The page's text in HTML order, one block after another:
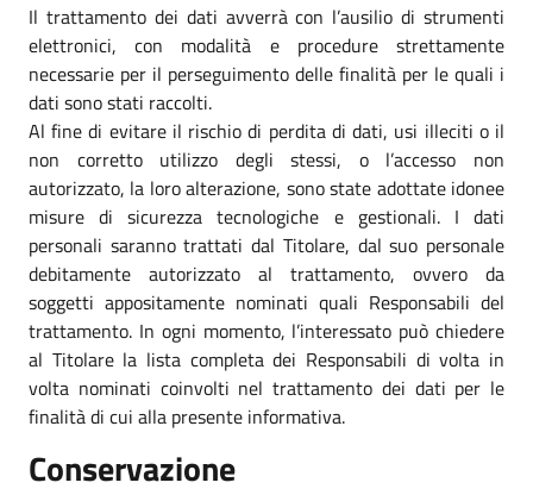
Il trattamento dei dati avverrà con l’ausilio di strumenti
elettronici, con modalità e procedure strettamente
necessarie per il perseguimento delle finalità per le quali i
dati sono stati raccolti.
Al fine di evitare il rischio di perdita di dati, usi illeciti o il
non corretto utilizzo degli stessi, o l’accesso non
autorizzato, la loro alterazione, sono state adottate idonee
misure di sicurezza tecnologiche e gestionali. I dati
personali saranno trattati dal Titolare, dal suo personale
debitamente autorizzato al trattamento, ovvero da
soggetti appositamente nominati quali Responsabili del
trattamento. In ogni momento, l’interessato può chiedere
al Titolare la lista completa dei Responsabili di volta in
volta nominati coinvolti nel trattamento dei dati per le
finalità di cui alla presente informativa.
Conservazione